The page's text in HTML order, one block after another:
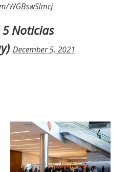
WGBswSlmcj
Noticias
December 5, 2021